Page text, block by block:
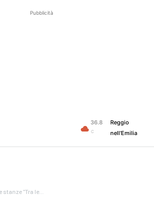
Pubblicità
36.8
C
Reggio
nell'Emilia
"Tra le...